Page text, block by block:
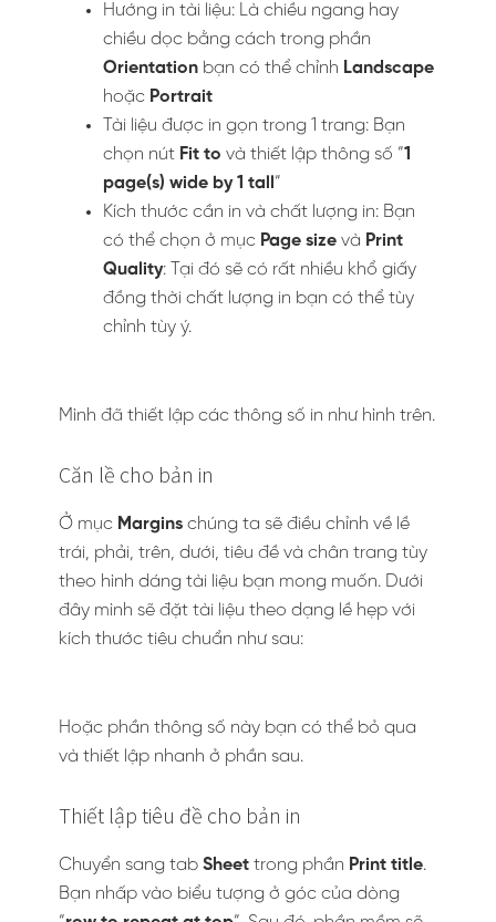
Hướng in tài liệu: Là chiều ngang hay
chiều dọc bằng cách trong phần
Orientation bạn có thể chỉnh Landscape
hoặc Portrait
Tài liệu được in gọn trong 1 trang: Bạn
chọn nút Fit to và thiết lập thông số “1
page(s) wide by 1 tall “
Kích thước cần in và chất lượng in: Bạn
có thể chọn ở mục Page size và Print
Quality: Tại đó sẽ có rất nhiều khổ giấy
đồng thời chất lượng in bạn có thể tùy
chỉnh tùy ý.
Mình đã thiết lập các thông số in như hình trên.
Căn lề cho bản in
Ở mục Margins chúng ta sẽ điều chỉnh về lề
trái, phải, trên, dưới, tiêu đề và chân trang tùy
theo hình dáng tài liệu bạn mong muốn. Dưới
đây mình sẽ đặt tài liệu theo dạng lề hẹp với
kích thước tiêu chuẩn như sau:
Hoặc phần thông số này bạn có thể bỏ qua
và thiết lập nhanh ở phần sau.
Thiết lập tiêu đề cho bản in
Chuyển sang tab Sheet trong phần Print title.
Bạn nhấp vào biểu tượng ở góc của dòng